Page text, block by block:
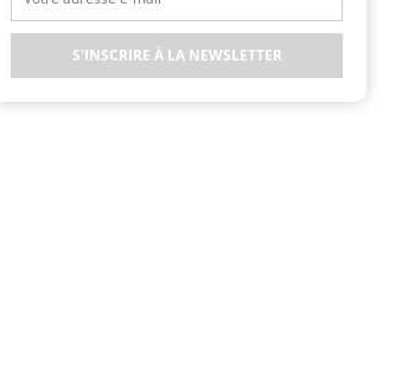
S'INSCRIRE À LA NEWSLETTER